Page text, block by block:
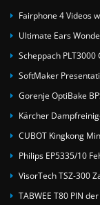
Fairphone 4 Videos
Ultimate Ears
Scheppach
SoftMaker
Gorenje OptiBake
Kärcher
CUBOT Kingkong
Philips EP5335/10
VisorTech TSZ-300
TABWEE T80 PIN